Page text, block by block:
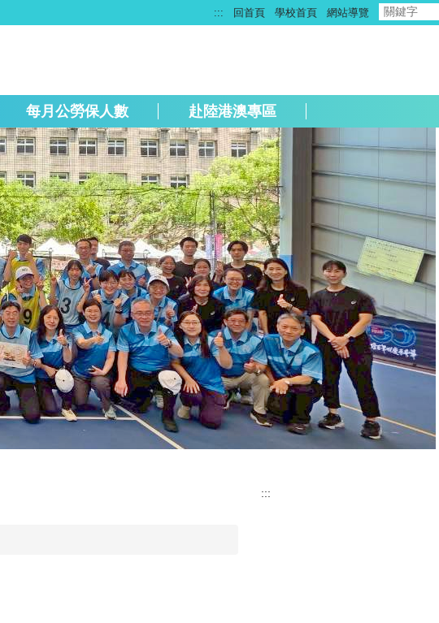
::: 回首頁 學校首頁 網站導覽
每月公勞保人數 赴陸港澳專區
:::